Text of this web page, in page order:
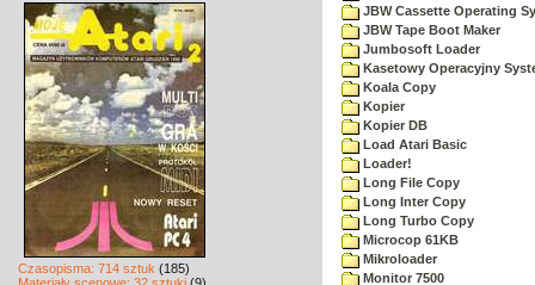
Czasopisma: 714 sztuk (185)
JBW Cassette Operating
JBW Tape Boot Maker
Jumbosoft Loader
Kasetowy Operacyjny
Koala Copy
Kopier
Kopier DB
Load Atari Basic
Loader!
Long File Copy
Long Inter Copy
Long Turbo Copy
Microcop 61KB
Mikroloader
Monitor 7500